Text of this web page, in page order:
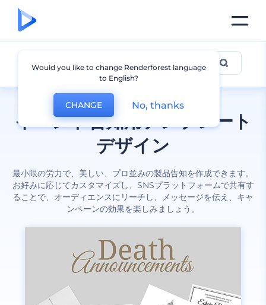
イベント告知用テンプレート
デザイン
最小限の労力で、美しい、プロ並みの製品告知を作成できます。
お好みに応じてカスタマイズし、SNSプラットフォームで共有す
ることで、オーディエンスにリーチし、メッセージを伝え、キャ
ンペーンの効果を楽しみましょう。
お知らせ
Would you like to change Renderforest language
to English?
CHANGE No, thanks